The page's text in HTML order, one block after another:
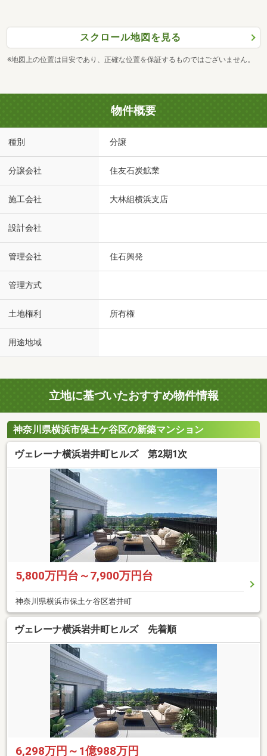
スクロール地図を見る
※地図上の位置は目安であり、正確な位置を保証するものではございません。
物件概要
種別 分譲
分譲会社 住友石炭鉱業
施工会社 大林組横浜支店
設計会社
管理会社 住石興発
管理方式
土地権利 所有権
用途地域
立地に基づいたおすすめ物件情報
神奈川県横浜市保土ケ谷区の新築マンション
ヴェレーナ横浜岩井町ヒルズ 第2期1次
5,800万円台～7,900万円台
神奈川県横浜市保土ケ谷区岩井町
ヴェレーナ横浜岩井町ヒルズ 先着順
6,298万円～1億988万円